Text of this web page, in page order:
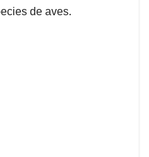
de aves.